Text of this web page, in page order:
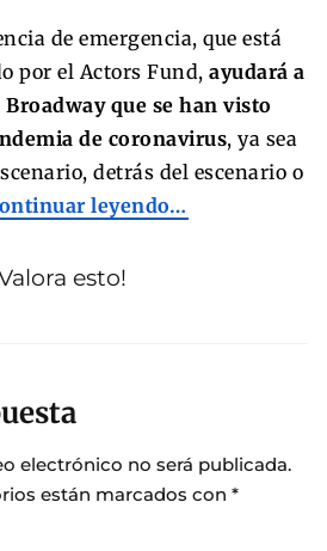
de emergencia, que está
por el Actors Fund, ayudará a
que se han visto
de coronavirus, ya sea
detrás del escenario o
leyendo…
esto!
electrónico no será publicada.
están marcados con *